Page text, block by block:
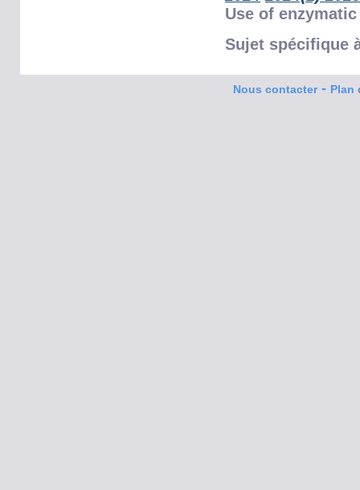
Use of
Sujet spécifique
Nous contacter- Plan